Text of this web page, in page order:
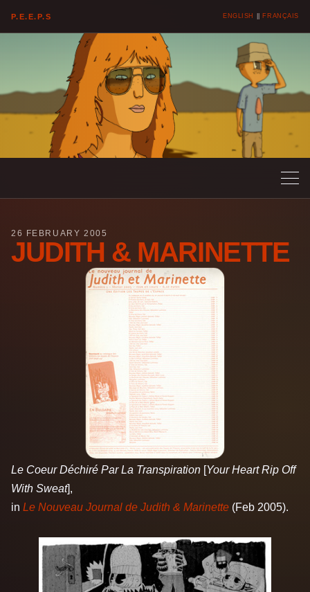
P.E.E.P.S ENGLISH FRANÇAIS
26 FEBRUARY 2005
JUDITH & MARINETTE
Le Coeur Déchiré Par La Transpiration [Your Heart Rip Off
With Sweat],
in Le Nouveau Journal de Judith & Marinette (Feb 2005).